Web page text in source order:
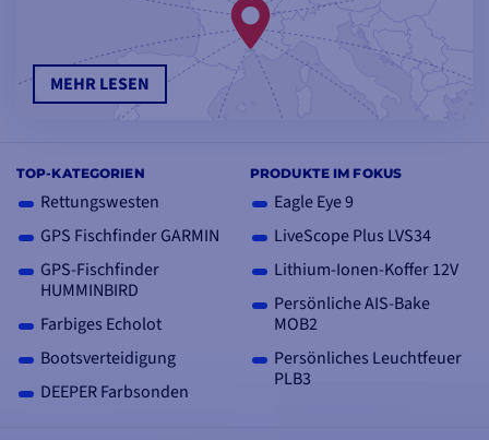
TOP-KATEGORIEN
Rettungswesten
GPS Fischfinder GARMIN
GPS-Fischfinder
HUMMINBIRD
Farbiges Echolot
Bootsverteidigung
DEEPER Farbsonden
PRODUKTE IM FOKUS
Eagle Eye 9
LiveScope Plus LVS34
Lithium-Ionen-Koffer 12V
Persönliche AIS-Bake
MOB2
Persönliches Leuchtfeuer
PLB3
MEHR LESEN